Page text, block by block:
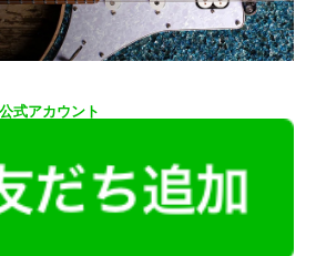
式アカウント